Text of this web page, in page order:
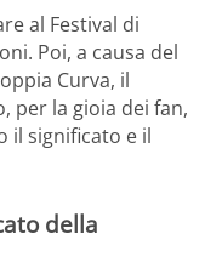
al Festival di
Poi, a causa del
Curva, il
per la gioia dei fan,
il significato e il
della